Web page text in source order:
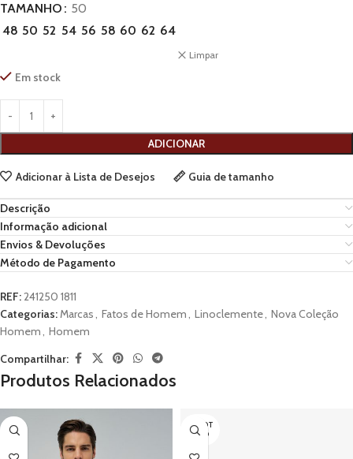
TAMANHO
50
48 50 52 54 56 58 60 62 64
Limpar
Em stock
ADICIONAR
Adicionar à Lista de Desejos Guia de tamanho
Descrição
Informação adicional
Envios & Devoluções
Método de Pagamento
REF:241250 1811
Categorias:Marcas, Fatos de Homem, Linoclemente, Nova Coleção
Homem, Homem
Compartilhar:
Produtos Relacionados
ESGOT
ADO